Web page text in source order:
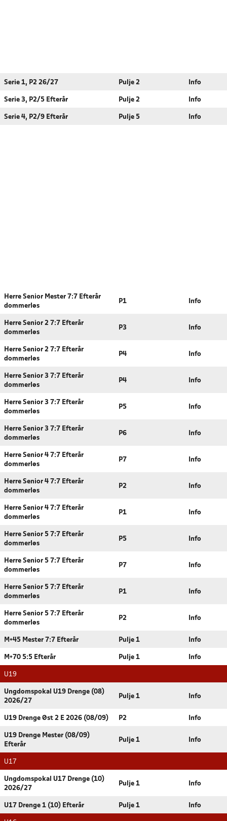
Serie 1, P2 26/27 Pulje 2 Info
Serie 3, P2/5 Efterår Pulje 2 Info
Serie 4, P2/9 Efterår Pulje 5 Info
Herre Senior Mester 7:7 Efterår
dommerløs
P1 Info
Herre Senior 2 7:7 Efterår
dommerløs
P3 Info
Herre Senior 2 7:7 Efterår
dommerløs
P4 Info
Herre Senior 3 7:7 Efterår
dommerløs
P4 Info
Herre Senior 3 7:7 Efterår
dommerløs
P5 Info
Herre Senior 3 7:7 Efterår
dommerløs
P6 Info
Herre Senior 4 7:7 Efterår
dommerløs
P7 Info
Herre Senior 4 7:7 Efterår
dommerløs
P2 Info
Herre Senior 4 7:7 Efterår
dommerløs
P1 Info
Herre Senior 5 7:7 Efterår
dommerløs
P5 Info
Herre Senior 5 7:7 Efterår
dommerløs
P7 Info
Herre Senior 5 7:7 Efterår
dommerløs
P1 Info
Herre Senior 5 7:7 Efterår
dommerløs
P2 Info
M+45 Mester 7:7 Efterår Pulje 1 Info
M+70 5:5 Efterår Pulje 1 Info
U19
Ungdomspokal U19 Drenge (08)
2026/27
Pulje 1 Info
U19 Drenge Øst 2 E 2026 (08/09) P2 Info
U19 Drenge Mester (08/09)
Efterår
Pulje 1 Info
U17
Ungdomspokal U17 Drenge (10)
2026/27
Pulje 1 Info
U17 Drenge 1 (10) Efterår Pulje 1 Info